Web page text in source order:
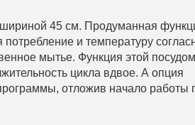
шириной 45 см. Продуманная
и температуру
мытье. Функция этой
цикла вдвое. А опция
отложив начало работы